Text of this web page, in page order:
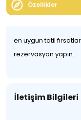
Özellikler
en uygun tatil
rezervasyon yapın.
İletişim Bilgileri